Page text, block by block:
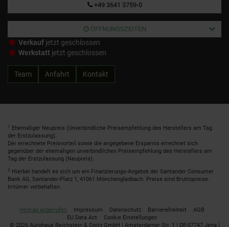
+49 3641 3759-0
ÖFFNUNGSZEITEN
Verkauf jetzt geschlossen
Werkstatt jetzt geschlossen
Team Anfahrt Kontakt
1
Ehemaliger Neupreis (Unverbindliche Preisempfehlung des Herstellers am Tag
der Erstzulassung).
Der errechnete Preisvorteil sowie die angegebene Ersparnis errechnet sich
gegenüber der ehemaligen unverbindlichen Preisempfehlung des Herstellers am
Tag der Erstzulassung (Neupreis).
2 Hierbei handelt es sich um ein Finanzierungs-Angebot der Santander Consumer
Bank AG, Santander-Platz 1, 41061 Mönchengladbach. Preise sind Bruttopreise.
Irrtümer vorbehalten.
Vertrag widerrufen Impressum Datenschutz Barrierefreiheit
AGB
EU Data Act
Cookie Einstellungen
© 2026 Autohaus Reichstein & Opitz GmbH | Amsterdamer Str. 1 | DE-07747 Jena |